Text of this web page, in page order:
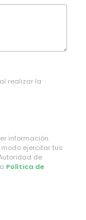
realizar la
información
ejercitar tus
de
Política de